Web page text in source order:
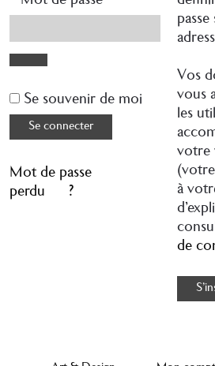
Aller au
contenuSe souvenir de moi
Se connecter
Mot de passe
perdu ?
Vos
vous
les
votre
(votre
à
de